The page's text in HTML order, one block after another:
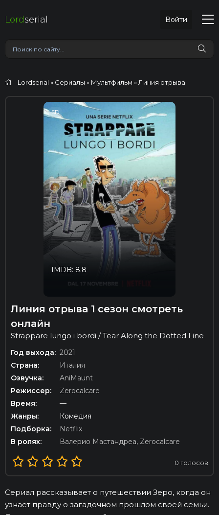
Lordserial Войти
Lordserial » Сериалы » Мультфильм » Линия отрыва
SD
IMDB: 8.8
Линия отрыва 1 сезон смотреть
онлайн
Strappare lungo i bordi / Tear Along the Dotted Line
Год выхода: 2021
Страна:
Италия
Озвучка:
AniMaunt
Режиссер:
Zerocalcare
Время:
—
Жанры:
Комедия
Подборка:
Netflix
В ролях:
Валерио Мастандреа, Zerocalcare
0 голосов
Сериал рассказывает о путешествии Зеро, когда он
узнает правду о загадочном прошлом своей семьи.